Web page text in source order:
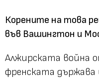
Корените на това
във Вашингтон и
Алжирската война
френската държава